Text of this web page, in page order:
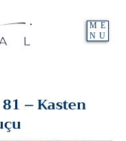
ME
NU
– Kasten